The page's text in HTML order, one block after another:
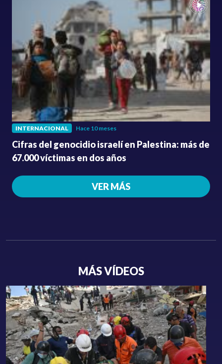
INTERNACIONAL Hace 10 meses
Cifras del genocidio israelí en Palestina: más de
67.000 víctimas en dos años
VER MÁS
MÁS VÍDEOS